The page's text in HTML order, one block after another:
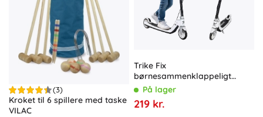
(3)
Kroket til 6 spillere med taske
VILAC
Trike Fix
børnesammenklappeligt
løbehjul med LED-hjul, sort
På lager
219 kr.